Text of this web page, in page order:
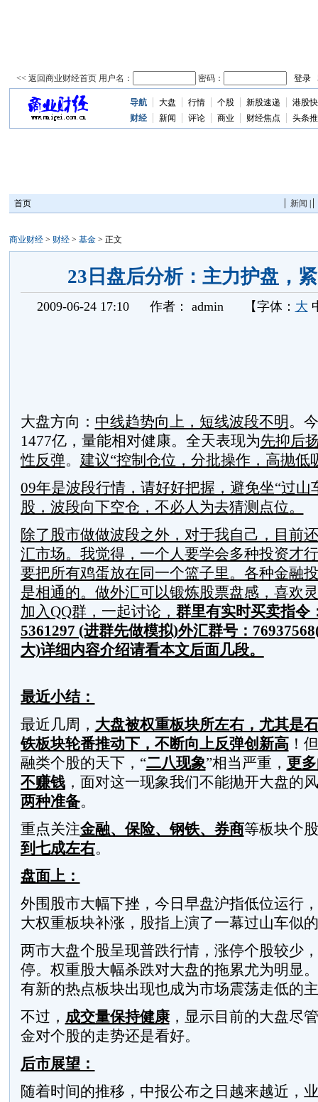
导航 大盘 行情 个股 新股速递
港股
财经
新闻 评论 商业 财经焦点 头条
首页 新闻
商业财经> 财经> 基金> 正文
23日盘后分析：主力护盘，
2009-06-24 17:10 作者： admin 【字体： 大
大盘方向： 中线趋势向上，短线波段不明 。
1477亿，量能相对健康。全天表现为先抑后
性反弹。 建议“控制仓位，分批操作，高抛低
09年是波段行情，请好好把握，避免坐“过山
股，波段向下空仓，不必人为去猜测点位。
除了股市做做波段之外，对于我自己，目前
汇市场。我觉得，一个人要学会多种投资才
要把所有鸡蛋放在同一个篮子里。各种金融
是相通的。做外汇可以锻炼股票盘感，喜欢
加入QQ群，一起讨论， 群里有实时买卖指令
5361297 (进群先做模拟)外汇群号：
大)详细内容介绍请看本文后面几段。
最近小结：
最近几周， 大盘被权重板块所左右，尤其是
铁板块轮番推动下，不断向上反弹创新高！
融类个股的天下，“二八现象”相当严重， 更
不赚钱，面对这一现象我们不能抛开大盘的
两种准备。
重点关注金融、保险、钢铁、券商等板块个
到七成左右。
盘面上：
外围股市大幅下挫，今日早盘沪指低位运行
大权重板块补涨，股指上演了一幕过山车似
两市大盘个股呈现普跌行情，涨停个股较少
停。权重股大幅杀跌对大盘的拖累尤为明显
有新的热点板块出现也成为市场震荡走低的
不过， 成交量保持健康，显示目前的大盘尽
金对个股的走势还是看好。
后市展望：
随着时间的推移，中报公布之日越来越近，